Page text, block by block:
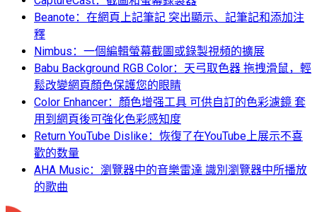
Beanote：在網頁上記筆記 突出顯示、記筆記和添加注
釋
Nimbus：一個編輯螢幕截圖或錄製視頻的擴展
Babu Background RGB Color：天弓取色器 拖拽滑鼠，輕
鬆改變網頁顏色保護您的眼睛
Color Enhancer：顏色增强工具 可供自訂的色彩濾鏡 套
用到網頁後可強化色彩感知度
Return YouTube Dislike：恢復了在YouTube上展示不喜
歡的数量
AHA Music：瀏覽器中的音樂雷達 識別瀏覽器中所播放
的歌曲